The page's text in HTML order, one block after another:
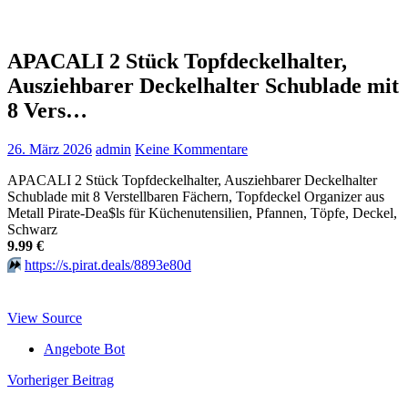
APACALI 2 Stück Topfdeckelhalter,
Ausziehbarer Deckelhalter Schublade mit
8 Vers…
26. März 2026 admin Keine Kommentare
APACALI 2 Stück Topfdeckelhalter, Ausziehbarer Deckelhalter
Schublade mit 8 Verstellbaren Fächern, Topfdeckel Organizer aus
Metall Pirate-Dea$ls für Küchenutensilien, Pfannen, Töpfe, Deckel,
Schwarz
9.99 €
⏩️ https://s.pirat.deals/8893e80d
View Source
Angebote Bot
Beitragsnavigation
Vorheriger Beitrag